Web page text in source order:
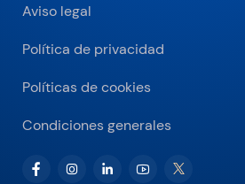
Aviso legal
Política de privacidad
Políticas de cookies
Condiciones generales